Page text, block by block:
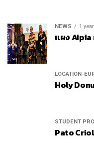
NEWS 1
แผง Aipia
LOCATION-
Holy
STUDENT
Pato